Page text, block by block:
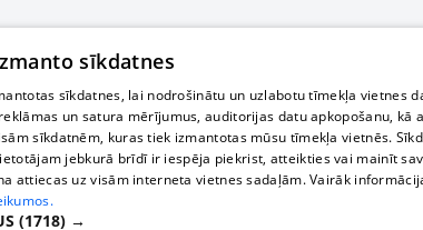
sīkdatnes
sīkdatnes, lai nodrošinātu un uzlabotu tīmekļa vietnes
un satura mērījumus, auditorijas datu apkopošanu, kā
sīkdatnēm, kuras tiek izmantotas mūsu tīmekļa vietnēs.
jebkurā brīdī ir iespēja piekrist, atteikties vai mainīt
attiecas uz visām interneta vietnes sadaļām. Vairāk
(1718) →